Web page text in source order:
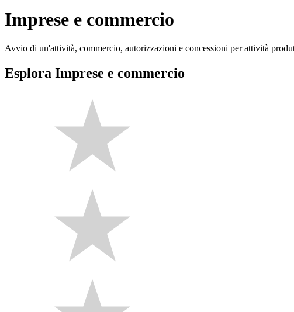
Imprese e commercio
Avvio di un'attività, commercio, autorizzazioni e concessioni per attività
Esplora Imprese e commercio